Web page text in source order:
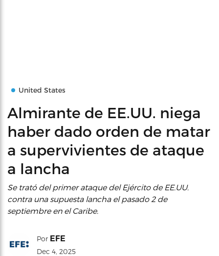
United States
Almirante de EE.UU. niega
haber dado orden de matar
a supervivientes de ataque
a lancha
Se trató del primer ataque del Ejército de EE.UU.
contra una supuesta lancha el pasado 2 de
septiembre en el Caribe.
Por EFE
Dec 4, 2025